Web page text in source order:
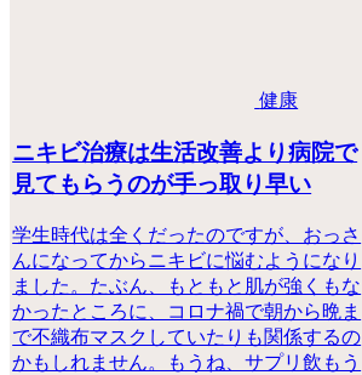
健康
ニキビ治療は生活改善より病院で
見てもらうのが手っ取り早い
学生時代は全くだったのですが、おっさ
んになってからニキビに悩むようになり
ました。たぶん、もともと肌が強くもな
かったところに、コロナ禍で朝から晩ま
で不織布マスクしていたりも関係するの
かもしれません。もうね、サプリ飲もう